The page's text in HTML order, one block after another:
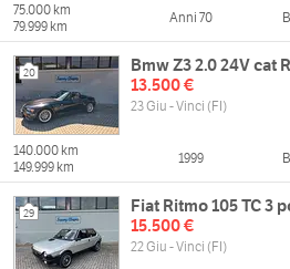
75.000 km
79.999 km
Anni 70
20
Bmw Z3 2.0 24V cat
13.500 €
23 Giu - Vinci (FI)
140.000 km
149.999 km
1999
29
Fiat Ritmo 105 TC 3
15.500 €
22 Giu - Vinci (FI)